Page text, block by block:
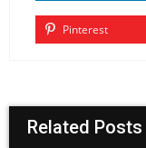
Pinterest
Related Posts